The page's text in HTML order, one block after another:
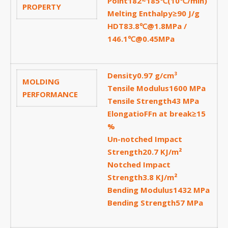
Dịch vụ thiết kế khuôn đúc
Giải Pháp
Aerospace
Industries
Marine
Ứng Dụng
Thư Viện
Liên Hệ
PROPERTY
Melting Enthalpy≥90 J/g
HDT83.8℃@1.8MPa /
146.1℃@0.45MPa
MOLDING
PERFORMANCE
Density0.97 g/cm³
Tensile Modulus1600 MPa
Tensile Strength43 MPa
ElongatioFFn at break≥15
%
Un-notched Impact
Strength20.7 KJ/m²
Notched Impact
Strength3.8 KJ/m²
Bending Modulus1432 MPa
Bending Strength57 MPa